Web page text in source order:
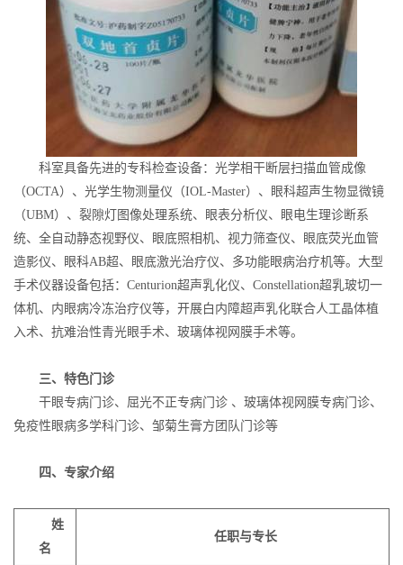
科室具备先进的专科检查设备：光学相干断层扫描血管成像
（OCTA）、光学生物测量仪（IOL-Master）、眼科超声生物显微镜
（UBM）、裂隙灯图像处理系统、眼表分析仪、眼电生理诊断系
统、全自动静态视野仪、眼底照相机、视力筛查仪、眼底荧光血管
造影仪、眼科AB超、眼底激光治疗仪、多功能眼病治疗机等。大型
手术仪器设备包括：Centurion超声乳化仪、Constellation超乳玻切一
体机、内眼病冷冻治疗仪等，开展白内障超声乳化联合人工晶体植
入术、抗难治性青光眼手术、玻璃体视网膜手术等。
三、特色门诊
干眼专病门诊、屈光不正专病门诊 、玻璃体视网膜专病门诊、
免疫性眼病多学科门诊、邹菊生膏方团队门诊等
四、专家介绍
姓
名
任职与专长